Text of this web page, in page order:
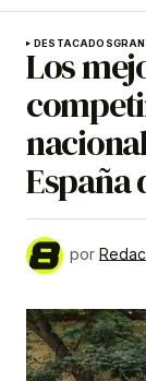
DESTACADOS
Los
España
por